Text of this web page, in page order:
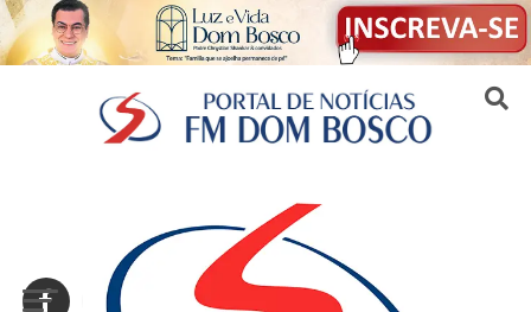
Sair da versão mobile